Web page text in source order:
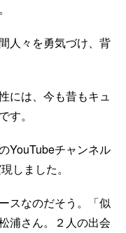
人々を勇気づけ、背
には、今も昔もキュ
す。
YouTubeチャンネル
しました。
スなのだそう。「似
浦さん。２人の出会